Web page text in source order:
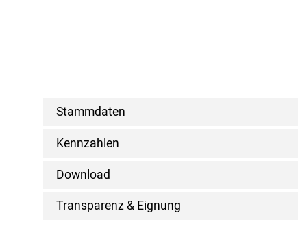
Stammdaten
Kennzahlen
Download
Transparenz & Eignung